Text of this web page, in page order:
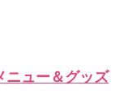
ニュー＆グッズ